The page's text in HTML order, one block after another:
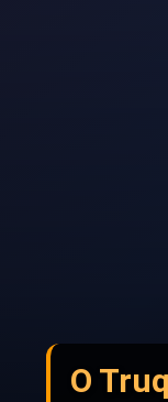
O